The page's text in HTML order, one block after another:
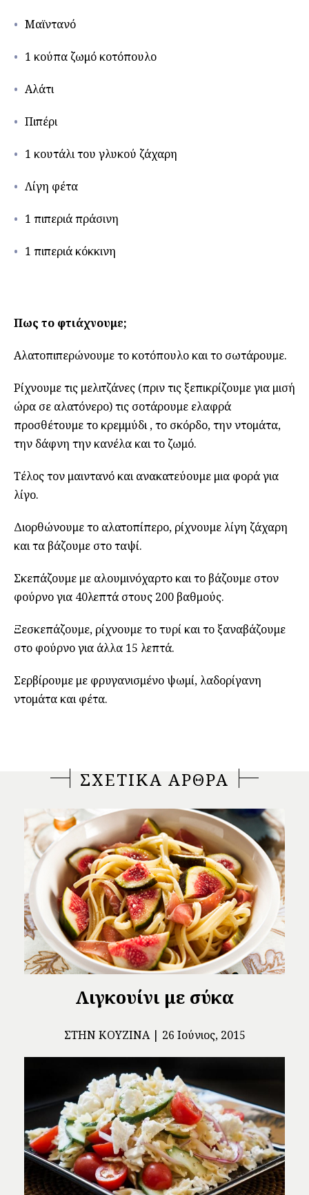
Μαϊντανό
1 κούπα ζωμό κοτόπουλο
Αλάτι
Πιπέρι
1 κουτάλι του γλυκού ζάχαρη
Λίγη φέτα
1 πιπεριά πράσινη
1 πιπεριά κόκκινη
Πως το φτιάχνουμε;
Αλατοπιπερώνουμε το κοτόπουλο και το σωτάρουμε.
Ρίχνουμε τις μελιτζάνες (πριν τις ξεπικρίζουμε για μισή
ώρα σε αλατόνερο) τις σοτάρουμε ελαφρά
προσθέτουμε το κρεμμύδι , το σκόρδο, την ντομάτα,
την δάφνη την κανέλα και το ζωμό.
Τέλος τον μαιντανό και ανακατεύουμε μια φορά για
λίγο.
Διορθώνουμε το αλατοπίπερο, ρίχνουμε λίγη ζάχαρη
και τα βάζουμε στο ταψί.
Σκεπάζουμε με αλουμινόχαρτο και το βάζουμε στον
φούρνο για 40λεπτά στους 200 βαθμούς.
Ξεσκεπάζουμε, ρίχνουμε το τυρί και το ξαναβάζουμε
στο φούρνο για άλλα 15 λεπτά.
Σερβίρουμε με φρυγανισμένο ψωμί, λαδορίγανη
ντομάτα και φέτα.
ΣΧΕΤΙΚΑ ΑΡΘΡΑ
Λιγκουίνι με σύκα
ΣΤΗΝ ΚΟΥΖΊΝΑ 26 Ιούνιος, 2015